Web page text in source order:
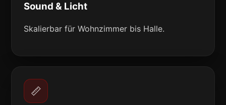
Sound & Licht
Skalierbar für Wohnzimmer bis Halle.
📏